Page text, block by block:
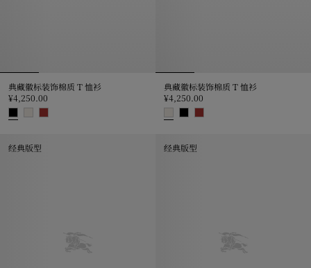
典藏徽标装饰棉质 T 恤衫
¥4,250.00
典藏徽标装饰棉质 T 恤衫
¥4,250.00
经典版型 经典版型